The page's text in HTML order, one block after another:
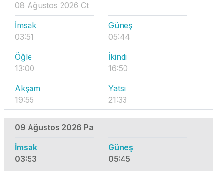
08 Ağustos 2026 Ct
İmsak
03:51
Güneş
05:44
Öğle
13:00
İkindi
16:50
Akşam
19:55
Yatsı
21:33
09 Ağustos 2026 Pa
İmsak
03:53
Güneş
05:45